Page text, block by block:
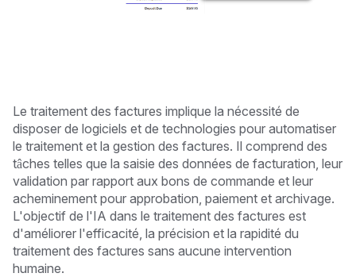
Le traitement des factures implique la nécessité de
disposer de logiciels et de technologies pour automatiser
le traitement et la gestion des factures. Il comprend des
tâches telles que la saisie des données de facturation, leur
validation par rapport aux bons de commande et leur
acheminement pour approbation, paiement et archivage.
L'objectif de l'IA dans le traitement des factures est
d'améliorer l'efficacité, la précision et la rapidité du
traitement des factures sans aucune intervention
humaine.